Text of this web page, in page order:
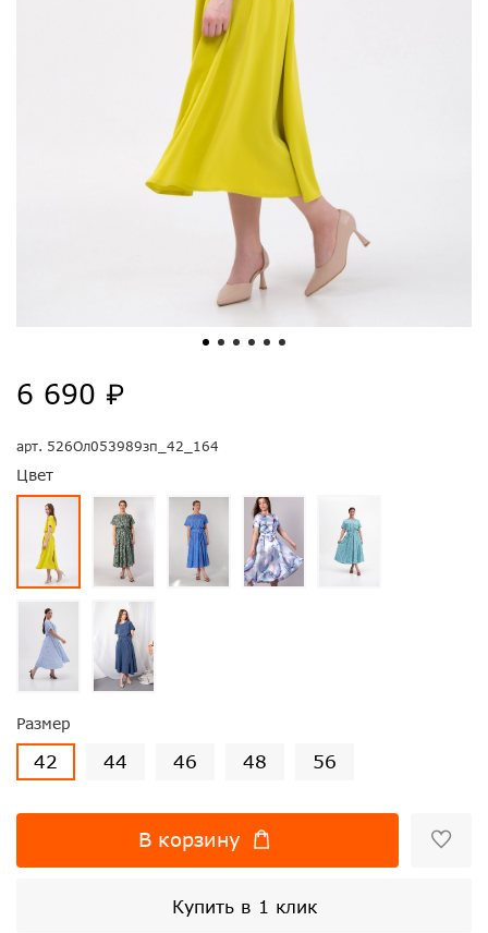
арт. 526Ол053989зп_42_164
Цвет
Размер
42 44 46 48 56
6 690 ₽
В корзину
Купить в 1 клик